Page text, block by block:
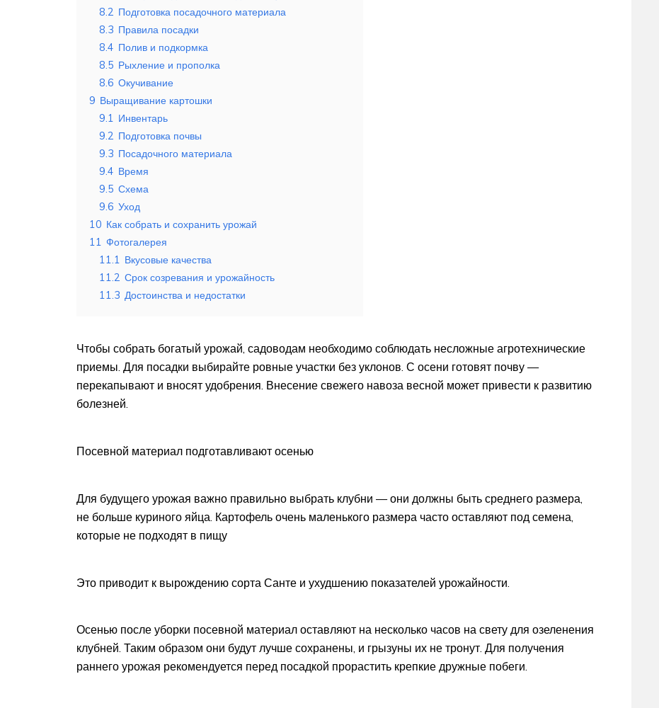
8.2 Подготовка посадочного материала
8.3 Правила посадки
8.4 Полив и подкормка
8.5 Рыхление и прополка
8.6 Окучивание
9 Выращивание картошки
9.1 Инвентарь
9.2 Подготовка почвы
9.3 Посадочного материала
9.4 Время
9.5 Схема
9.6 Уход
10 Как собрать и сохранить урожай
11 Фотогалерея
11.1 Вкусовые качества
11.2 Срок созревания и урожайность
11.3 Достоинства и недостатки
Чтобы собрать богатый урожай, садоводам необходимо соблюдать несложные агротехнические
приемы. Для посадки выбирайте ровные участки без уклонов. С осени готовят почву —
перекапывают и вносят удобрения. Внесение свежего навоза весной может привести к развитию
болезней.
Посевной материал подготавливают осенью
Для будущего урожая важно правильно выбрать клубни — они должны быть среднего размера,
не больше куриного яйца. Картофель очень маленького размера часто оставляют под семена,
которые не подходят в пищу
Это приводит к вырождению сорта Санте и ухудшению показателей урожайности.
Осенью после уборки посевной материал оставляют на несколько часов на свету для озеленения
клубней. Таким образом они будут лучше сохранены, и грызуны их не тронут. Для получения
раннего урожая рекомендуется перед посадкой прорастить крепкие дружные побеги.